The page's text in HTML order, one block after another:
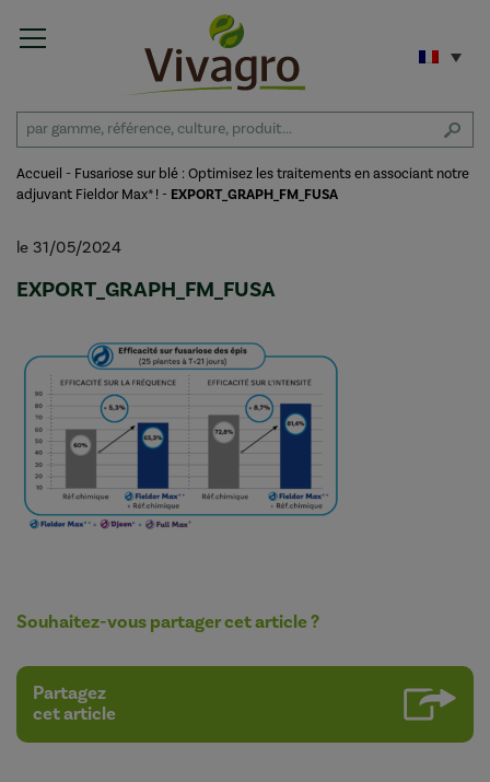
Accueil - Fusariose sur blé : Optimisez les traitements en associant notre
adjuvant Fieldor Max* ! - EXPORT_GRAPH_FM_FUSA
le 31/05/2024
EXPORT_GRAPH_FM_FUSA
Souhaitez-vous partager cet article ?
Partagez
cet article